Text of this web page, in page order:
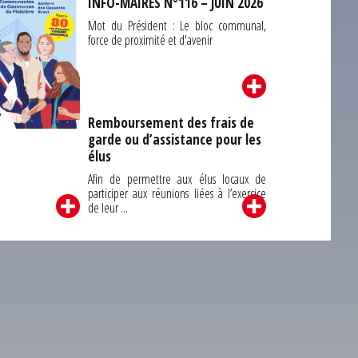
Mot du Président : Le bloc communal,
force de proximité et d'avenir
Remboursement des frais de
garde ou d’assistance pour les
élus
Afin de permettre aux élus locaux de
participer aux réunions liées à l’exercice
de leur ...